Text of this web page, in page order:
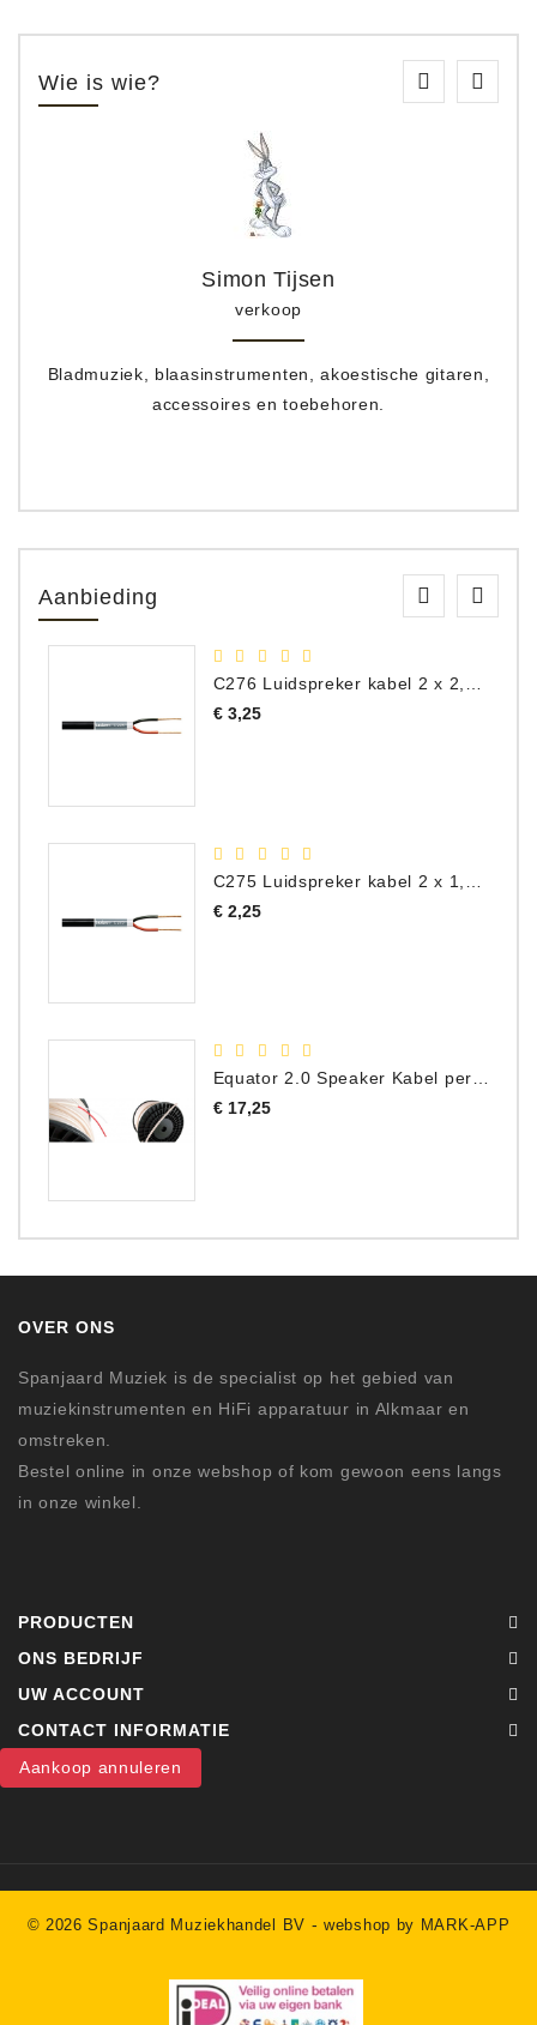
Wie is wie?
Simon Tijsen
verkoop
Bladmuziek, blaasinstrumenten, akoestische gitaren,
accessoires en toebehoren.
Aanbieding
C276 Luidspreker kabel 2 x 2,50 mm² (per meter)
€ 3,25Prijs
€ 2,25Prijs
Equator 2.0 Speaker Kabel per meter
€ 17,25Prijs
OVER ONS
Spanjaard Muziek is de specialist op het gebied van
muziekinstrumenten en HiFi apparatuur in Alkmaar en
omstreken.
Bestel online in onze webshop of kom gewoon eens langs
in onze winkel.
PRODUCTEN
ONS BEDRIJF
UW ACCOUNT
CONTACT INFORMATIE
Aankoop annuleren
© 2026 Spanjaard Muziekhandel BV -webshop by MARK-APP